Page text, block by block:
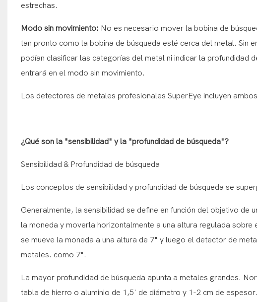
estrechas.
Modo sin movimiento: No es necesario mover la bobina de
tan pronto como la bobina de búsqueda esté cerca del metal. Sin
podían clasificar las categorías del metal ni indicar la profundidad
entrará en el modo sin movimiento.
Los detectores de metales profesionales SuperEye incluyen ambos
¿Qué son la "sensibilidad" y la "profundidad de búsqueda"?
Sensibilidad & Profundidad de búsqueda
Los conceptos de sensibilidad y profundidad de búsqueda se
Generalmente, la sensibilidad se define en función del objetivo de
la moneda y moverla horizontalmente a una altura regulada
se mueve la moneda a una altura de 7" y luego el detector de
metales. como 7".
La mayor profundidad de búsqueda apunta a metales grandes.
tabla de hierro o aluminio de 1,5' de diámetro y 1-2 cm de